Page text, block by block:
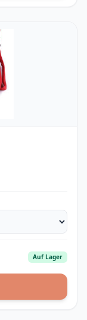
Auf Lager